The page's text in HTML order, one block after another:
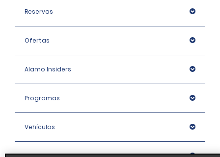
Reservas
Ofertas
Alamo Insiders
Programas
Vehículos